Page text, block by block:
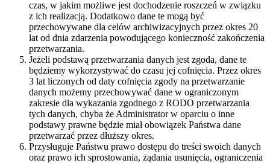
czas, w jakim możliwe jest dochodzenie roszczeń w związku
z ich realizacją. Dodatkowo dane te mogą być
przechowywane dla celów archiwizacyjnych przez okres 20
lat od dnia zdarzenia powodującego konieczność zakończenia
przetwarzania.
Jeżeli podstawą przetwarzania danych jest zgoda, dane te
będziemy wykorzystywać do czasu jej cofnięcia. Przez okres
3 lat liczonych od daty cofnięcia zgody na przetwarzanie
danych możemy przechowywać dane w ograniczonym
zakresie dla wykazania zgodnego z RODO przetwarzania
tych danych, chyba że Administrator w oparciu o inne
podstawy prawne będzie miał obowiązek Państwa dane
przetwarzać przez dłuższy okres.
Przysługuje Państwu prawo dostępu do treści swoich danych
oraz prawo ich sprostowania, żądania usunięcia, ograniczenia